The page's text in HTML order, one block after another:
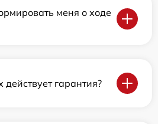
меня о ходе
гарантия?